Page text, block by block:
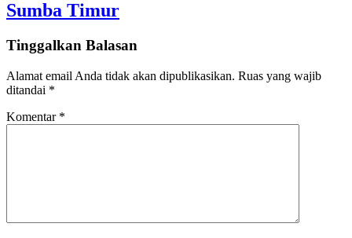
Sumba Timur
Tinggalkan Balasan
Alamat email Anda tidak akan dipublikasikan. Ruas yang wajib
ditandai *
Komentar *